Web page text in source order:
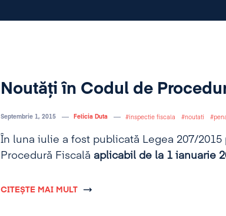
Noutăți în Codul de
Septembrie 1, 2015 Felicia Duta inspectie fiscala noutati
În luna iulie a fost publicată Legea 207/
Procedură Fiscală aplicabil de la 1 ianuarie
CITEȘTE MAI MULT